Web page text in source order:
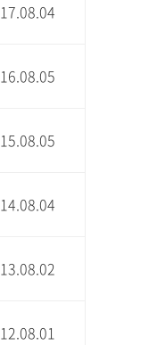
17.08.04
16.08.05
15.08.05
14.08.04
13.08.02
12.08.01